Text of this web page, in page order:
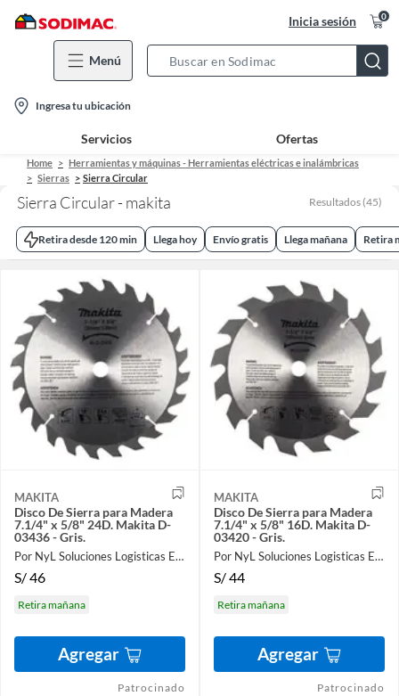
Inicia sesión 0
Menú
Bar
location-
icon
Ingresa tu ubicación
Servicios Ofertas
Home
Herramientas y máquinas - Herramientas eléctricas e inalámbricas
Sierras
Sierra Circular
Sierra Circular - makita Resultados (45)
Retira desde 120 min Llega hoy Envío gratis Llega mañana Retira
MAKITA
Disco De Sierra para Madera
7.1/4" x 5/8" 24D. Makita D-
03436 - Gris.
Por NyL Soluciones Logisticas EIRL
S/46
Retira mañana
Agregar
Patrocinado
MAKITA
Disco De Sierra para Madera
7.1/4" x 5/8" 16D. Makita D-
03420 - Gris.
Por NyL Soluciones Logisticas EIRL
S/44
Retira mañana
Agregar
Patrocinado